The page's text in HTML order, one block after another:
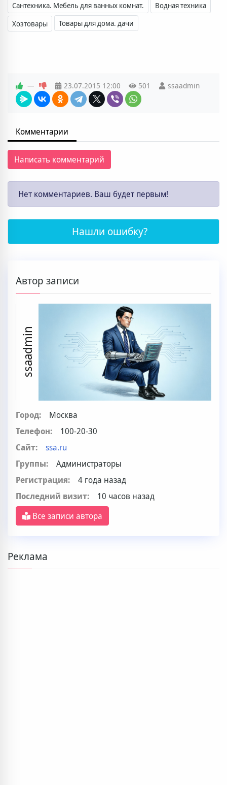
Сантехника. Мебель для ванных комнат.
Водная техника
Хозтовары
Товары для дома. дачи
— 23.07.2015 12:00 501 ssaadmin
Комментарии
Написать комментарий
Нет комментариев. Ваш будет первым!
Нашли ошибку?
Автор записи
ssaadmin
Город:
Москва
Телефон:
100-20-30
Сайт:
ssa.ru
Группы:
Администраторы
Регистрация:
4 года назад
Последний визит:
10 часов назад
Все записи автора
Реклама